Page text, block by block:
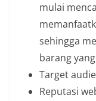
mulai
sehingga
barang
Target
Reputasi